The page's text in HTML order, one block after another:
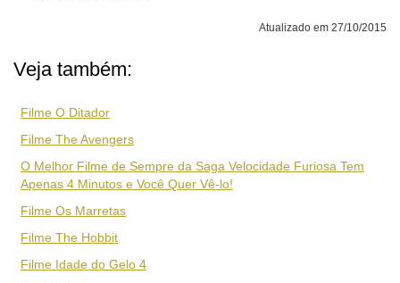
Atualizado em 27/10/2015
Veja também:
Filme O Ditador
Filme The Avengers
O Melhor Filme de Sempre da Saga Velocidade Furiosa Tem
Apenas 4 Minutos e Você Quer Vê-lo!
Filme Os Marretas
Filme The Hobbit
Filme Idade do Gelo 4